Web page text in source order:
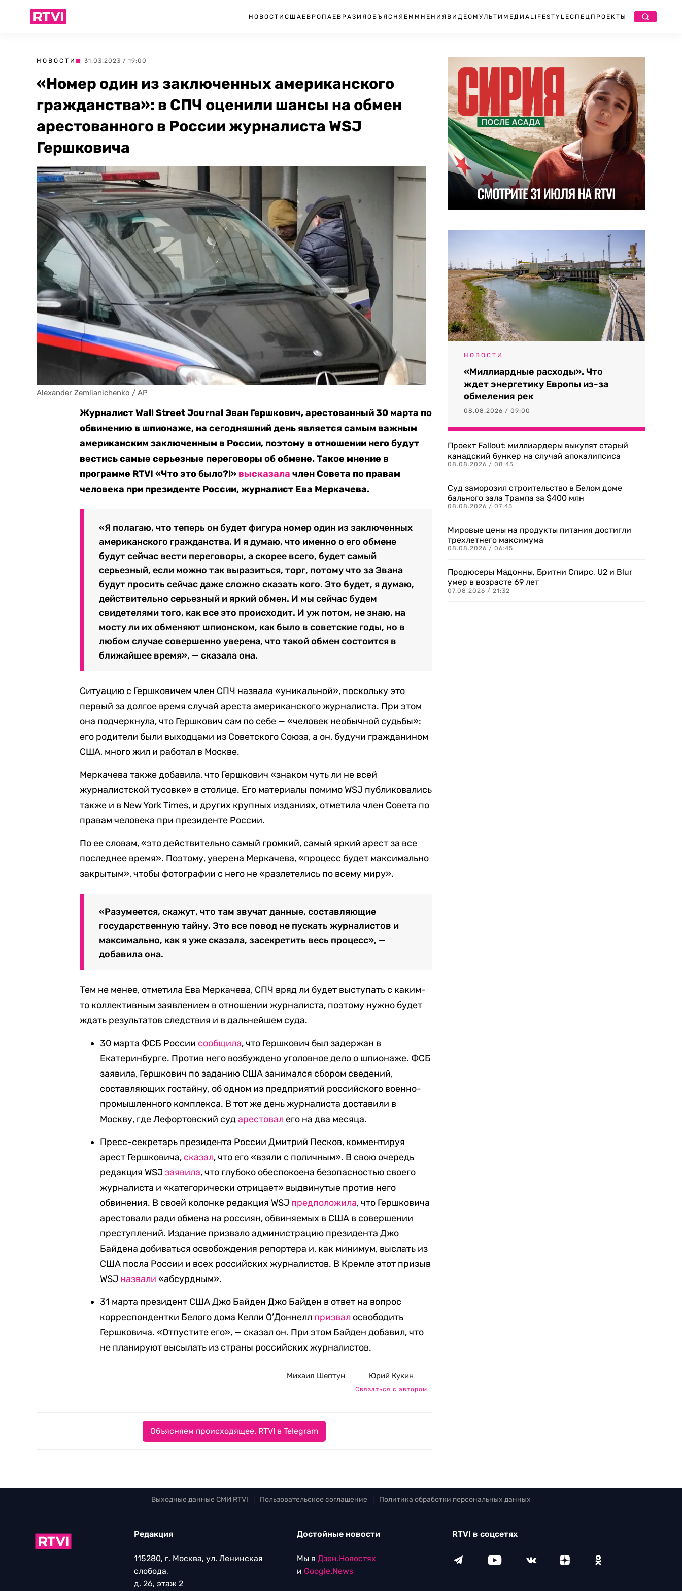
НОВОСТИ США ЕВРОПА ЕВРАЗИЯ ОБЪЯСНЯЕМ МНЕНИЯ ВИДЕО МУЛЬТИМЕДИА LIFESTYLEСПЕЦПРОЕКТЫ
НОВОСТИ | 31.03.2023 / 19:00
«Номер один из заключенных американского
гражданства»: в СПЧ оценили шансы на обмен
арестованного в России журналиста WSJ
Гершковича
Alexander Zemlianichenko / AP
Журналист Wall Street Journal Эван Гершкович, арестованный 30 марта по
обвинению в шпионаже, на сегодняшний день является самым важным
американским заключенным в России, поэтому в отношении него будут
вестись самые серьезные переговоры об обмене. Такое мнение в
программе RTVI «Что это было?!» высказала член Совета по правам
человека при президенте России, журналист Ева Меркачева.
«Я полагаю, что теперь он будет фигура номер один из заключенных
американского гражданства. И я думаю, что именно о его обмене
будут сейчас вести переговоры, а скорее всего, будет самый
серьезный, если можно так выразиться, торг, потому что за Эвана
будут просить сейчас даже сложно сказать кого. Это будет, я думаю,
действительно серьезный и яркий обмен. И мы сейчас будем
свидетелями того, как все это происходит. И уж потом, не знаю, на
мосту ли их обменяют шпионском, как было в советские годы, но в
любом случае совершенно уверена, что такой обмен состоится в
ближайшее время», — сказала она.
Ситуацию с Гершковичем член СПЧ назвала «уникальной», поскольку это
первый за долгое время случай ареста американского журналиста. При этом
она подчеркнула, что Гершкович сам по себе — «человек необычной судьбы»:
его родители были выходцами из Советского Союза, а он, будучи гражданином
США, много жил и работал в Москве.
Меркачева также добавила, что Гершкович «знаком чуть ли не всей
журналистской тусовке» в столице. Его материалы помимо WSJ публиковались
также и в New York Times, и других крупных изданиях, отметила член Совета по
правам человека при президенте России.
По ее словам, «это действительно самый громкий, самый яркий арест за все
последнее время». Поэтому, уверена Меркачева, «процесс будет максимально
закрытым», чтобы фотографии с него не «разлетелись по всему миру».
«Разумеется, скажут, что там звучат данные, составляющие
государственную тайну. Это все повод не пускать журналистов и
максимально, как я уже сказала, засекретить весь процесс», —
добавила она.
Тем не менее, отметила Ева Меркачева, СПЧ вряд ли будет выступать с каким-
то коллективным заявлением в отношении журналиста, поэтому нужно будет
ждать результатов следствия и в дальнейшем суда.
30 марта ФСБ России сообщила, что Гершкович был задержан в
Екатеринбурге. Против него возбуждено уголовное дело о шпионаже. ФСБ
заявила, Гершкович по заданию США занимался сбором сведений,
составляющих гостайну, об одном из предприятий российского военно-
промышленного комплекса. В тот же день журналиста доставили в
Москву, где Лефортовский сударестовал его на два месяца.
Пресс-секретарь президента России Дмитрий Песков, комментируя
арест Гершковича, сказал, что его«взяли с поличным». В свою очередь
редакция WSJзаявила, что глубоко обеспокоена безопасностью своего
журналиста и «категорически отрицает» выдвинутые против него
обвинения. В своей колонке редакция WSJ предположила, что Гершковича
арестовали ради обмена на россиян, обвиняемых в США в совершении
преступлений. Издание призвало администрацию президента Джо
Байдена добиваться освобождения репортера и, как минимум, выслать из
США посла России и всех российских журналистов. В Кремле этот призыв
WSJ назвали «абсурдным».
31 марта президент США Джо Байден Джо Байден в ответ на вопрос
корреспондентки Белого дома Келли О’Доннелл призвал освободить
Гершковича. «Отпустите его», — сказал он. При этом Байден добавил, что
не планируют высылать из страны российских журналистов.
Михаил Шептун Юрий Кукин
Связаться с автором
Объясняем происходящее. RTVI в Telegram
НОВОСТИ
«Миллиардные расходы». Что
ждет энергетику Европы из-за
обмеления рек
08.08.2026 / 09:00
Проект Fallout: миллиардеры выкупят старый
канадский бункер на случай апокалипсиса
08.08.2026 / 08:45
Суд заморозил строительство в Белом доме
бального зала Трампа за $400 млн
08.08.2026 / 07:45
Мировые цены на продукты питания достигли
трехлетнего максимума
08.08.2026 / 06:45
Продюсеры Мадонны, Бритни Спирс, U2 и Blur
умер в возрасте 69 лет
07.08.2026 / 21:32
Выходные данные СМИ RTVI Пользовательское соглашение Политика обработки персональных данных
Редакция
115280, г. Москва, ул. Ленинская
слобода,
д. 26, этаж 2
Достойные новости
Мы в Дзен.Новостях
и Google.News
RTVI в соцсетях